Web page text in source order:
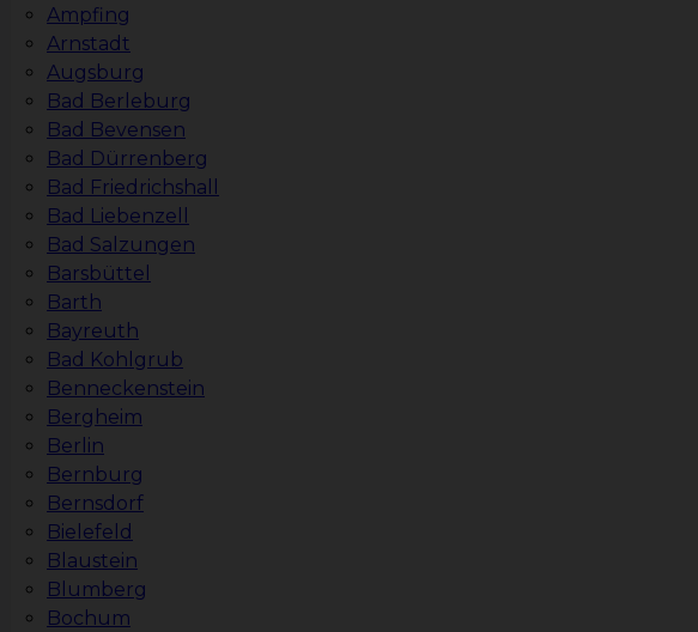
Ampfing
Arnstadt
Augsburg
Bad Berleburg
Bad Bevensen
Bad Dürrenberg
Bad Friedrichshall
Bad Liebenzell
Bad Salzungen
Barsbüttel
Barth
Bayreuth
Bad Kohlgrub
Benneckenstein
Bergheim
Berlin
Bernburg
Bernsdorf
Bielefeld
Blaustein
Blumberg
Bochum